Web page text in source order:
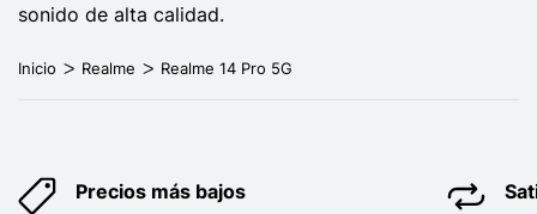
sonido de alta calidad.
Inicio Realme Realme 14 Pro 5G
Precios más bajos